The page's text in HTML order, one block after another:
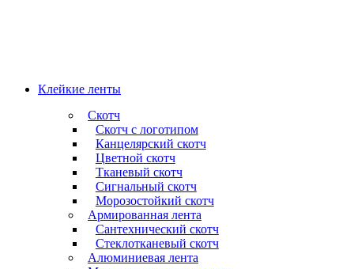
Клейкие ленты
Скотч
Скотч с логотипом
Канцелярский скотч
Цветной скотч
Тканевый скотч
Сигнальный скотч
Морозостойкий скотч
Армированная лента
Сантехнический скотч
Стеклотканевый скотч
Алюминиевая лента